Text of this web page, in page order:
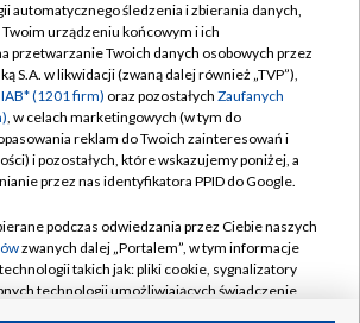
TVP
TVP
Cyfrowa
Regulamin TVP
Polityka prywatności
Moje zgody
Pomoc
Kontakt
automatycznego śledzenia i zbierania danych,
urządzeniu końcowym i ich
przetwarzanie Twoich danych osobowych przez
S.A. w likwidacji (zwaną dalej również „TVP”),
(1201 firm) oraz pozostałych Zaufanych
, w celach marketingowych (w tym do
reklam do Twoich zainteresowań i
i pozostałych, które wskazujemy poniżej, a
przez nas identyfikatora PPID do Google.
podczas odwiedzania przez Ciebie naszych
zwanych dalej „Portalem”, w tym informacje
takich jak: pliki cookie, sygnalizatory
technologii umożliwiających świadczenie